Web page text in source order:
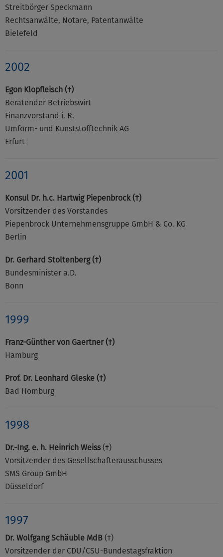
Streitbörger Speckmann
Rechtsanwälte, Notare, Patentanwälte
Bielefeld
2002
Egon Klopfleisch (†)
Beratender Betriebswirt
Finanzvorstand i. R.
Umform- und Kunststofftechnik AG
Erfurt
2001
Konsul Dr. h.c. Hartwig Piepenbrock (†)
Vorsitzender des Vorstandes
Piepenbrock Unternehmensgruppe GmbH & Co. KG
Berlin
Dr. Gerhard Stoltenberg (†)
Bundesminister a.D.
Bonn
1999
Franz-Günther von Gaertner (†)
Hamburg
Prof. Dr. Leonhard Gleske (†)
Bad Homburg
1998
Dr.-Ing. e. h. Heinrich Weiss(†)
Vorsitzender des Gesellschafterausschusses
SMS Group GmbH
Düsseldorf
1997
Dr. Wolfgang Schäuble MdB (†)
Vorsitzender der CDU/CSU-Bundestagsfraktion